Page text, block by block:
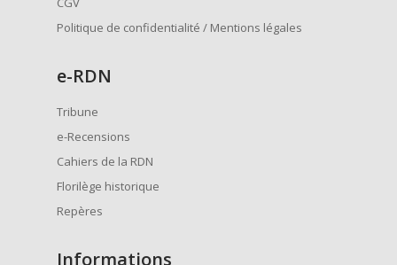
Politique de confidentialité / Mentions légales
e-RDN
Tribune
e-Recensions
Cahiers de la RDN
Florilège historique
Repères
Informations